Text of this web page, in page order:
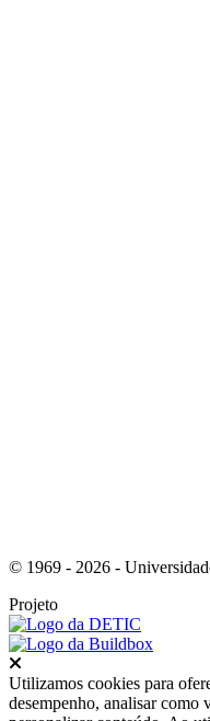
© 1969 - 2026 -
Projeto
Utilizamos cookies para
desempenho, analisar como